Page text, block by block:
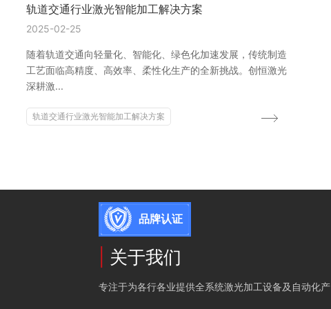
轨道交通行业激光智能加工解决方案
2025-02-25
随着轨道交通向轻量化、智能化、绿色化加速发展，传统制造
工艺面临高精度、高效率、柔性化生产的全新挑战。创恒激光
深耕激...
轨道交通行业激光智能加工解决方案
品牌认证
关于我们
专注于为各行各业提供全系统激光加工设备及自动化产